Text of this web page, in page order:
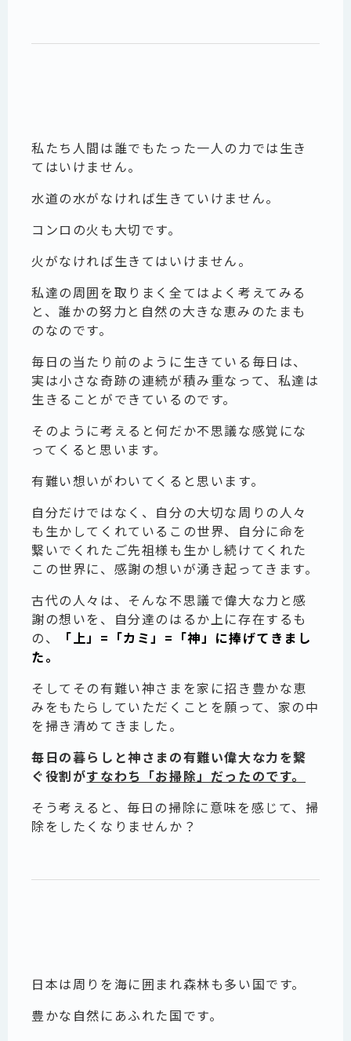
私たち人間は誰でもたった一人の力では生き
てはいけません。
水道の水がなければ生きていけません。
コンロの火も大切です。
火がなければ生きてはいけません。
私達の周囲を取りまく全てはよく考えてみる
と、誰かの努力と自然の大きな恵みのたまも
のなのです。
毎日の当たり前のように生きている毎日は、
実は小さな奇跡の連続が積み重なって、私達は
生きることができているのです。
そのように考えると何だか不思議な感覚にな
ってくると思います。
有難い想いがわいてくると思います。
自分だけではなく、自分の大切な周りの人々
も生かしてくれているこの世界、自分に命を
繋いでくれたご先祖様も生かし続けてくれた
この世界に、感謝の想いが湧き起ってきます。
古代の人々は、そんな不思議で偉大な力と感
謝の想いを、自分達のはるか上に存在するも
の、
「上」=「カミ」=「神」に捧げてきまし
た。
そしてその有難い神さまを家に招き豊かな恵
みをもたらしていただくことを願って、家の中
を掃き清めてきました。
毎日の暮らしと神さまの有難い偉大な力を繋
ぐ役割がすなわち「お掃除」だったのです。
そう考えると、毎日の掃除に意味を感じて、掃
除をしたくなりませんか？
日本は周りを海に囲まれ森林も多い国です。
豊かな自然にあふれた国です。